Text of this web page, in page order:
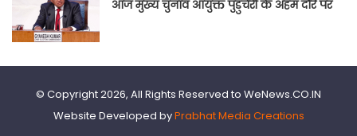
आज मुख्य चुनाव आयुक्त पुडुचेरी के अहम दौरे पर
© Copyright 2026, All Rights Reserved to WeNews.CO.IN
Website Developed byPrabhat Media Creations